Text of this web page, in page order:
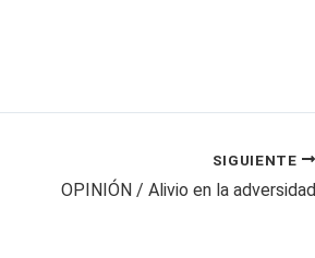
SIGUIENTE
OPINIÓN / Alivio en la adversidad